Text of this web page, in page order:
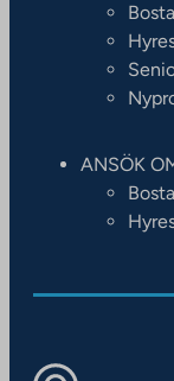
ANSÖK